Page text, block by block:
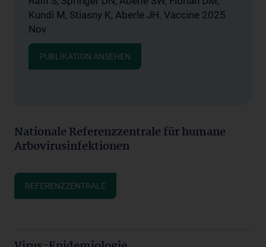
Kundi M, Stiasny K, Aberle JH. Vaccine 2025
Nov
PUBLIKATION ANSEHEN
Nationale Referenzzentrale für humane
Arbovirusinfektionen
REFERENZZENTRALE